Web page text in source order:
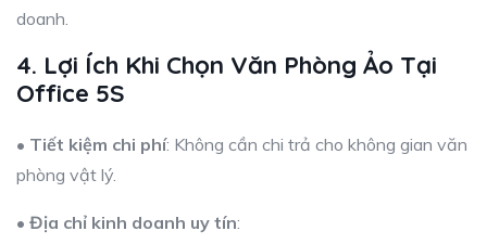
doanh.
4. Lợi Ích Khi Chọn Văn Phòng Ảo Tại
Office 5S
• Tiết kiệm chi phí: Không cần chi trả cho không gian văn
phòng vật lý.
• Địa chỉ kinh doanh uy tín: